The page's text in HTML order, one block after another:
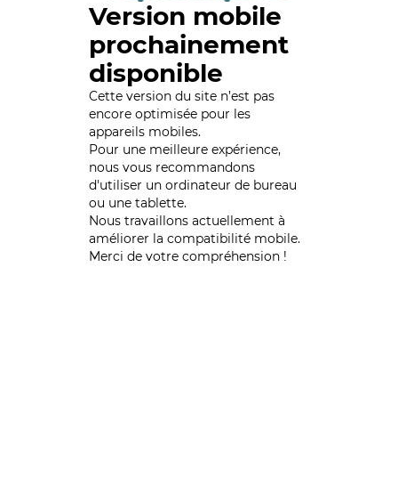
Version mobile
prochainement
disponible
Cette version du site n’est pas
encore optimisée pour les
appareils mobiles.
Pour une meilleure expérience,
nous vous recommandons
d'utiliser un ordinateur de bureau
ou une tablette.
Nous travaillons actuellement à
améliorer la compatibilité mobile.
Merci de votre compréhension !